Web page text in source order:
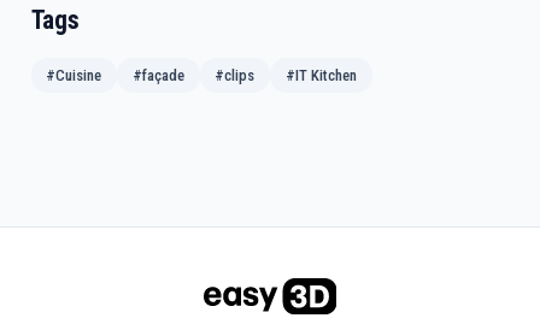
Tags
#Cuisine #façade #clips #IT Kitchen